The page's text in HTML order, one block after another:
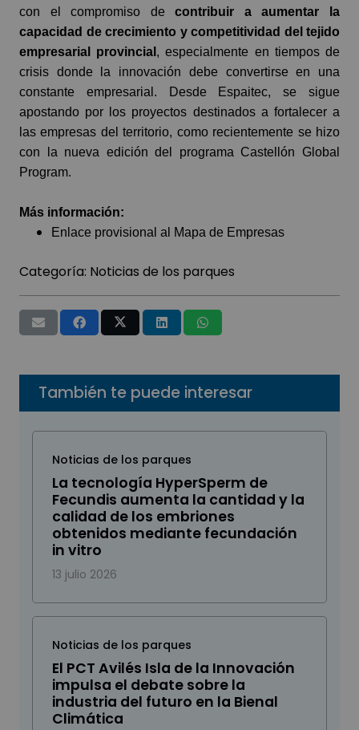
con el compromiso decontribuir a aumentar la
capacidad de crecimiento y competitividad del tejido
empresarial provincial , especialmente en tiempos de
crisis donde la innovación debe convertirse en una
constante empresarial. Desde Espaitec, se sigue
apostando por los proyectos destinados a fortalecer a
las empresas del territorio, como recientemente se hizo
con la nueva edición del programa Castellón Global
Program.
Más información:
Enlace provisional al Mapa de Empresas
Categoría: Noticias de los parques
También te puede interesar
Noticias de los parques
La tecnología HyperSperm de
Fecundis aumenta la cantidad y la
calidad de los embriones
obtenidos mediante fecundación
in vitro
13 julio 2026
Noticias de los parques
El PCT Avilés Isla de la Innovación
impulsa el debate sobre la
industria del futuro en la Bienal
Climática